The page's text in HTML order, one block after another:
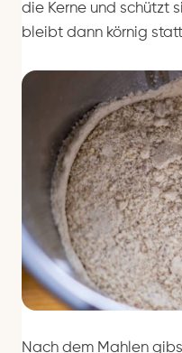
die Kerne und schützt
bleibt dann körnig
Nach dem Mahlen